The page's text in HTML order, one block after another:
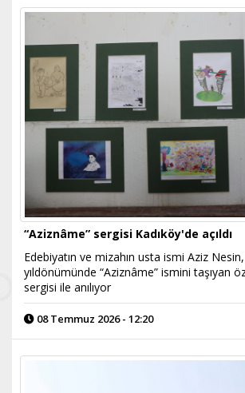
“Aziznâme” sergisi Kadıköy'de açıldı
Edebiyatın ve mizahın usta ismi Aziz
yıldönümünde “Aziznâme” ismini taşıyan
sergisi ile anılıyor
08 Temmuz 2026 - 12:20